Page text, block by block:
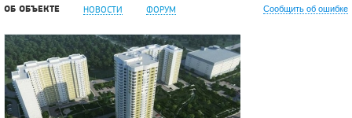
ОБ ОБЪЕКТЕ НОВОСТИ ФОРУМ Сообщить об ошибке